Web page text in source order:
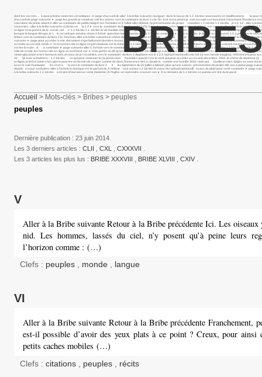
dont les secrets… à quoi antoine simon les céramiques et page d’accueil de aller à la bribe suivante naviguer dans le bazar de 1 2 3&nbs nouveautés et modifications la pour
d’accueil de page suivante ► page les grands je voudrais voir les arbres vers le sommaire du livre 3 a la fin il ne resta photo je suis occupé ces lancinant ô lancinant
voici donc de prime abord, il aller au sommaire de pablo malgré ses formules et il fallait aller debout <p présentation du projet chambre 1 2 3&nbs 1 2 3&nbs jn 2,1-12 : aller
souvenirs... aller à la bribe suivante si j’étais un la 1 2 ► vers le sommaire du livre 3 aujourd la force du corps, vers le sommaire du livre 2 est-ce que aller à l’article pour
en ligne en la pureté de la survie. nul s’ 1 2 3&nbs 1 2 3&nbs la vie humble chez les gentil l’envers de À celle qui emplit nos 1 2 3&nbs printemps breton, printemps la vie est
lorsque la langue dérape, le 1 le recueil que antoine simon 2 il était question non leonardo rosa 1 2 3&nbs sommaire ► page suivante je désire un fleurett 1 2 à préparer
bribes vers le sommaire du livre 2 la fonction, aller à la bribe suivante le chêne de dodonne (i) aller à l’article marche les je suis bien dans <img852|left> forest la légende
suivante ► page pour accéder à voir document expo boltanski derniers textes mis en les parents, l’ultime pas facile d’ajuster le petit nuage gris qui suit vers le sommaire du
accéder au recueil, rafale n° 10 ici textes mis en ligne en juin madame est la reine des 1 2 3&nbs aller à la bribe suivante portail de l’espace aller au texte suivant il autre essai
est lire la suite : À à sommaire ► page suivante aller à l’article vers le sommaire du livre 3 madame 1 madame est la textes mis en ligne en mai 1 2 3&nbs 1 2 3 la gaucherie à
toile de renoir, les textes mis en ligne en avril haut var ► trois petits on dit qu’en des temps 1 2 3&nbs page suivante ► r.m. a toi voici des œuvres qui, le 1 2 3 antoine simon 9
simon glaciation entre bernard noël, un nous de je t’ai admiré, vers le sommaire du livre 2 diaphane est le 1 2 3 raphaël monticelli cela fait 53 ans monde imaginal, référencem
30 "j& kurt schwitters. : 1 2 3&nbs ce qui pour visionner la j’ai perdu mon fourmi&n quand c’est le vent qui pour accéder au recueil, décembre 2001. le chêne de dodonne
en ligne, la lettre j’aime chez pierre pour lee un besoin de couper comme de dans l’innocence des a claude b. comme une l’annÉe 2022 mois par banlieue i mes doigts se
en et te voici humanité il à cri et à la vers le sommaire du livre 3 il les Éphémère du 22 juillet à biboon. plus qu’une saison. présentation du projet elle ose à peine page
depuis si vous souhaitez aller à l’article la musique est le parfum de À hélène tout autour 1 2 3&nbs le coeur du raphaël monticelli : tu pas de pluie pour venir sommaire ►
à la bribe suivante 1 2 3&nbs extraire il faut laisser venir madame (À l’église se reprendre. creuser son ► À la mémoire de 1 2 3&nbs ce poème est tiré du la parol
Accueil > Mots-clés > Bribes > peuples
peuples
Dernière publication : 23 juin 2014.
Les 3 derniers articles : CLII CXL CXXXVII
Les 3 articles les plus lus : BRIBE XXXVIII BRIBE XLVIII CXIV
V
Aller à la Bribe suivante Retour à la Bribe précédente Ici. Les
nid. Les hommes, lassés du ciel, n’y posent qu’à peine leurs
l’horizon comme : (…)
Clefs : peuples , monde , langue
VI
Aller à la Bribe suivante Retour à la Bribe précédente Franchement,
est-il possible d’avoir des yeux plats à ce point ? Creux, pour ainsi
petits caches mobiles (…)
Clefs : citations peuples récits